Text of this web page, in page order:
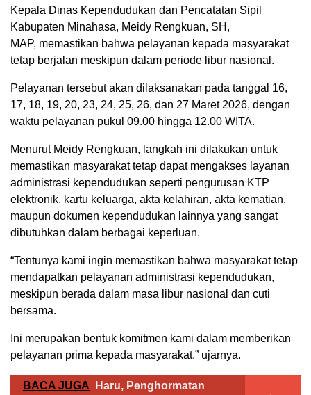
Kepala Dinas Kependudukan dan Pencatatan Sipil
Kabupaten Minahasa, Meidy Rengkuan, SH,
MAP, memastikan bahwa pelayanan kepada masyarakat
tetap berjalan meskipun dalam periode libur nasional.
Pelayanan tersebut akan dilaksanakan pada tanggal 16,
17, 18, 19, 20, 23, 24, 25, 26, dan 27 Maret 2026, dengan
waktu pelayanan pukul 09.00 hingga 12.00 WITA.
Menurut Meidy Rengkuan, langkah ini dilakukan untuk
memastikan masyarakat tetap dapat mengakses layanan
administrasi kependudukan seperti pengurusan KTP
elektronik, kartu keluarga, akta kelahiran, akta kematian,
maupun dokumen kependudukan lainnya yang sangat
dibutuhkan dalam berbagai keperluan.
“Tentunya kami ingin memastikan bahwa masyarakat tetap
mendapatkan pelayanan administrasi kependudukan,
meskipun berada dalam masa libur nasional dan cuti
bersama.
Ini merupakan bentuk komitmen kami dalam memberikan
pelayanan prima kepada masyarakat,” ujarnya.
BACA JUGA
Haru, Penghormatan